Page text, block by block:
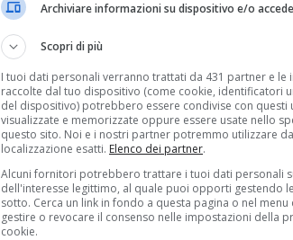
Archiviare informazioni su dispositivo e/o
Scopri di più
I tuoi dati personali verranno trattati da 431 partner e le
raccolte dal tuo dispositivo (come cookie, identificatori
del dispositivo) potrebbero essere condivise con questi
visualizzate e memorizzate oppure essere usate nello
questo sito. Noi e i nostri partner potremmo utilizzare
localizzazione esatti. Elenco dei partner.
Alcuni fornitori potrebbero trattare i tuoi dati personali
dell'interesse legittimo, al quale puoi opporti gestendo
sotto. Cerca un link in fondo a questa pagina o nel
gestire o revocare il consenso nelle impostazioni della
cookie.